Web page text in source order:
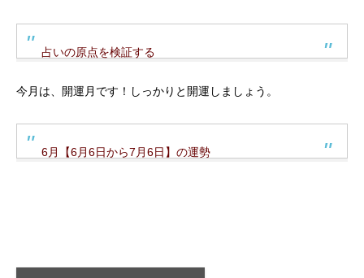
占いの原点を検証する
今月は、開運月です！しっかりと開運しましょう。
6月【6月6日から7月6日】の運勢